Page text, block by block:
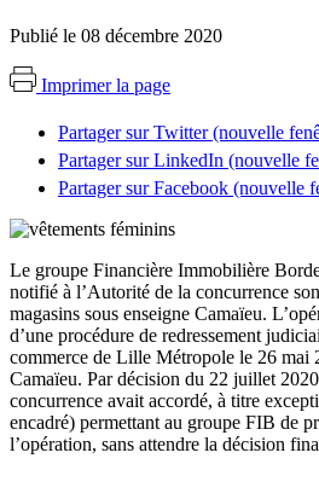
Publié le 08 décembre 2020
Imprimer la page
Partager sur Twitter (nouvelle
Partager sur LinkedIn (nouvelle
Partager sur Facebook (nouvelle
Le groupe Financière Immobilière
notifié à l’Autorité de la concurrence
magasins sous enseigne Camaïeu.
d’une procédure de redressement
commerce de Lille Métropole le 26 mai
Camaïeu. Par décision du 22 juillet
concurrence avait accordé, à titre
encadré) permettant au groupe FIB de
l’opération, sans attendre la décision